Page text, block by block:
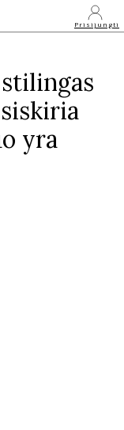
Prisijungti
yra